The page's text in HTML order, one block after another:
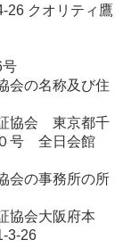
26 クオリティ鷹
会の名称及び住
協会 東京都千
号 全日会館
会の事務所の所
協会大阪府本
3-26